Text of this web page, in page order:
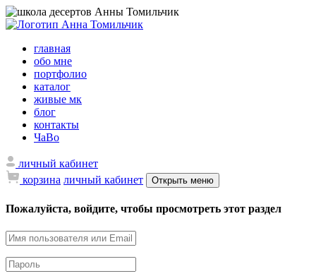
главная
обо мне
портфолио
каталог
живые мк
блог
контакты
ЧаВо
личный кабинет
корзина личный кабинет Открыть меню
Пожалуйста, войдите, чтобы просмотреть этот раздел